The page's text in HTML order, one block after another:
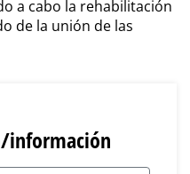
a cabo la rehabilitación
de la unión de las
información